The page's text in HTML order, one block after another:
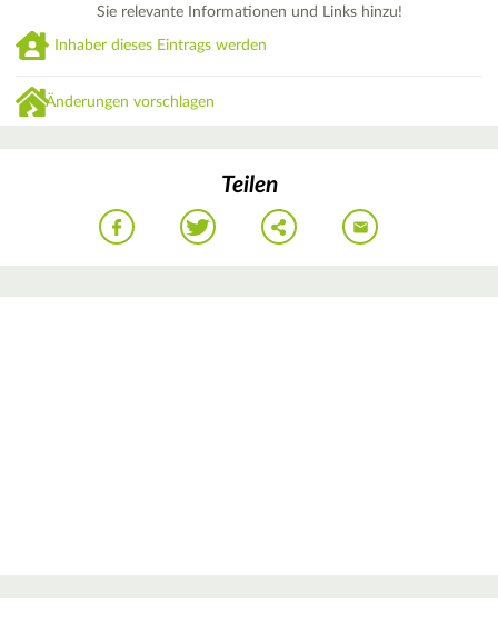
Sie relevante Informationen und Links hinzu!
Inhaber dieses Eintrags werden
Änderungen vorschlagen
Teilen